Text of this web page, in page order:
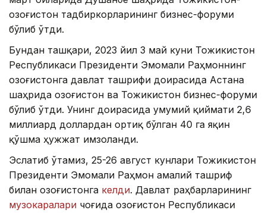
Қозоғистон тадбиркорларининг бизнес-форуми
бўлиб ўтди.
Бундан ташқари, 2023 йил 3 май куни Тожикистон
Республикаси Президенти Эмомали Раҳмоннинг
Қозоғистонга давлат ташрифи доирасида Астана
шаҳрида Қозоғистон ва Тожикистон бизнес-форуми
бўлиб ўтди. Унинг доирасида умумий қиймати 2,6
миллиард доллардан ортиқ бўлган 40 га яқин
қўшма ҳужжат имзоланди.
Эслатиб ўтамиз, 25-26 август кунлари Тожикистон
Президенти Эмомали Раҳмон амалий ташриф
билан Қозоғистонга келди. Давлат раҳбарларининг
музокаралари чоғида Қозоғистон Республикаси